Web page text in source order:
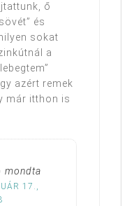
ő
és
sokat
a
azért remek
már itthon is
mondta
17.,